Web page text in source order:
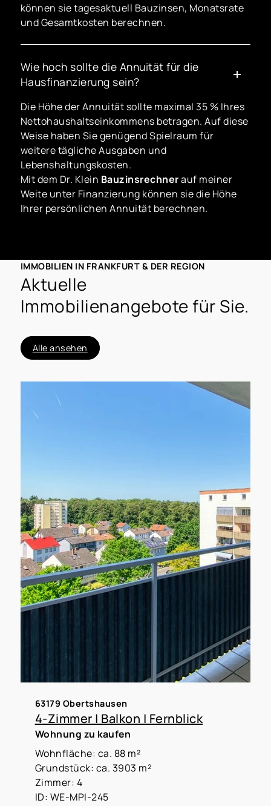
können sie tagesaktuell Bauzinsen, Monatsrate
und Gesamtkosten berechnen.
Wie hoch sollte die Annuität für die
Hausfinanzierung sein?
Die Höhe der Annuität sollte maximal 35 % Ihres
Nettohaushaltseinkommens betragen. Auf diese
Weise haben Sie genügend Spielraum für
weitere tägliche Ausgaben und
Lebenshaltungskosten.
Mit dem Dr. Klein Bauzinsrechnerauf meiner
Weite unter Finanzierung können sie die Höhe
Ihrer persönlichen Annuität berechnen.
IMMOBILIEN IN FRANKFURT & DER REGION
Aktuelle
Immobilienangebote für Sie.
Alle ansehen
63179 Obertshausen
4-Zimmer | Balkon | Fernblick
Wohnung zu kaufen
Wohnfläche: ca. 88 m²
Grundstück: ca. 3903 m²
Zimmer: 4
ID: WE-MPI-245